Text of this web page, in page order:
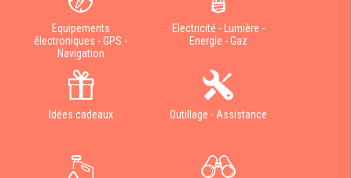
Equipements
électroniques - GPS -
Navigation
Electricité - Lumière -
Energie - Gaz
Idées cadeaux Outillage - Assistance